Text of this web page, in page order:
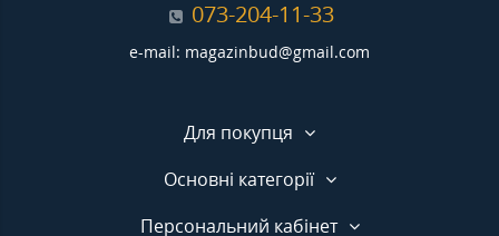
073-204-11-33
e-mail: magazinbud@gmail.com
Для покупця
Основні категорії
Персональний кабінет